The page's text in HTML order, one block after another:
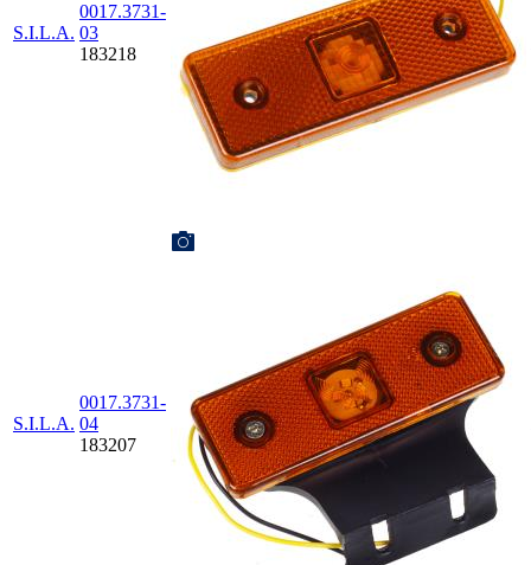
S.I.L.A.
0017.3731-
03
183218
S.I.L.A.
0017.3731-
04
183207